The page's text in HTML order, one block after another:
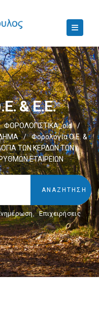
& Ε.Ε.
ΦΟΡΟΛΟΓΙΣΤΙΚΑ_old
/
/
Φορολογία Ο.Ε. &
ΤΩΝ ΚΕΡΔΩΝ ΤΩΝ
EΤΑΙΡΕΙΩΝ
, Επιχειρήσεις